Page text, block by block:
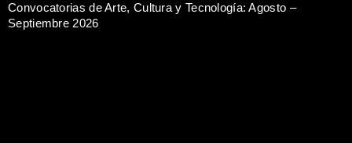
Convocatorias de Arte, Cultura y Tecnología: Agosto –
Septiembre 2026